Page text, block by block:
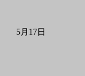
5月17日